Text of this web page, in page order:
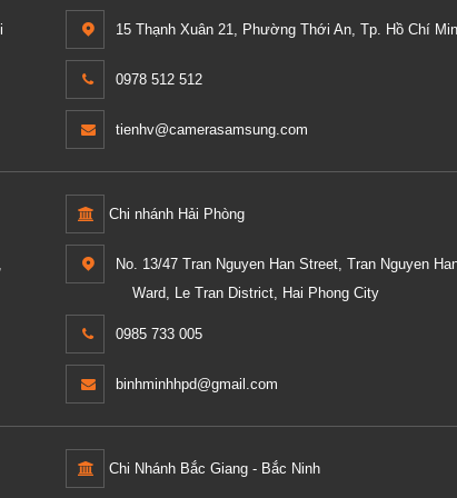
15 Thạnh Xuân 21, Phường Thới An, Tp. Hồ Chí
0978 512 512
tienhv@camerasamsung.com
Chi nhánh Hải Phòng
No. 13/47 Tran Nguyen Han Street, Tran Nguyen
Ward, Le Tran District, Hai Phong City
0985 733 005
binhminhhpd@gmail.com
Chi Nhánh Bắc Giang - Bắc Ninh